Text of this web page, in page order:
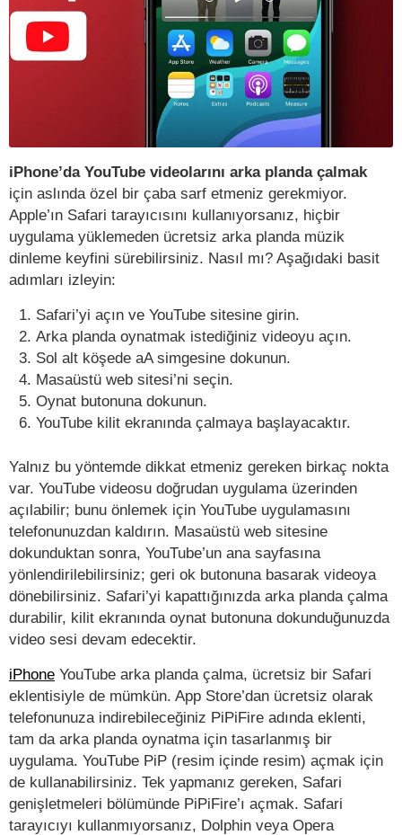
iPhone’da YouTube videolarını arka planda çalmak
için aslında özel bir çaba sarf etmeniz gerekmiyor.
Apple’ın Safari tarayıcısını kullanıyorsanız, hiçbir
uygulama yüklemeden ücretsiz arka planda müzik
dinleme keyfini sürebilirsiniz. Nasıl mı? Aşağıdaki basit
adımları izleyin:
Safari’yi açın ve YouTube sitesine girin.
Arka planda oynatmak istediğiniz videoyu açın.
Sol alt köşede aA simgesine dokunun.
Masaüstü web sitesi’ni seçin.
Oynat butonuna dokunun.
YouTube kilit ekranında çalmaya başlayacaktır.
Yalnız bu yöntemde dikkat etmeniz gereken birkaç nokta
var. YouTube videosu doğrudan uygulama üzerinden
açılabilir; bunu önlemek için YouTube uygulamasını
telefonunuzdan kaldırın. Masaüstü web sitesine
dokunduktan sonra, YouTube’un ana sayfasına
yönlendirilebilirsiniz; geri ok butonuna basarak videoya
dönebilirsiniz. Safari’yi kapattığınızda arka planda çalma
durabilir, kilit ekranında oynat butonuna dokunduğunuzda
video sesi devam edecektir.
iPhone YouTube arka planda çalma, ücretsiz bir Safari
eklentisiyle de mümkün. App Store’dan ücretsiz olarak
telefonunuza indirebileceğiniz PiPiFire adında eklenti,
tam da arka planda oynatma için tasarlanmış bir
uygulama. YouTube PiP (resim içinde resim) açmak için
de kullanabilirsiniz. Tek yapmanız gereken, Safari
genişletmeleri bölümünde PiPiFire’ı açmak. Safari
tarayıcıyı kullanmıyorsanız, Dolphin veya Opera